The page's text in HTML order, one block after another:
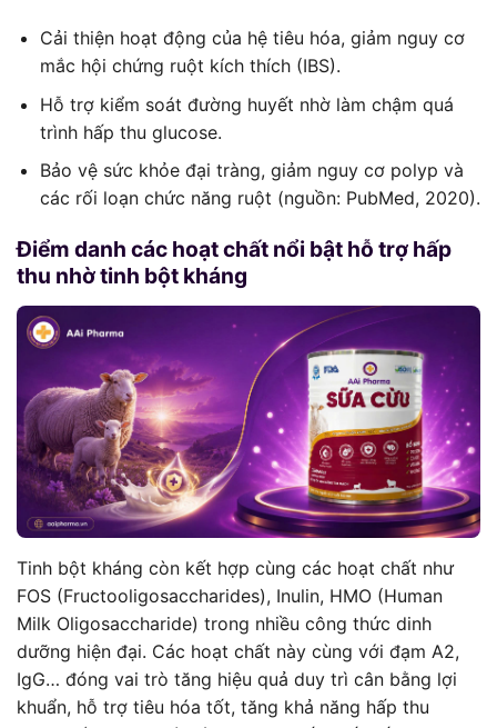
Cải thiện hoạt động của hệ tiêu hóa, giảm nguy cơ
mắc hội chứng ruột kích thích (IBS).
Hỗ trợ kiểm soát đường huyết nhờ làm chậm quá
trình hấp thu glucose.
Bảo vệ sức khỏe đại tràng, giảm nguy cơ polyp và
các rối loạn chức năng ruột (nguồn: PubMed, 2020).
Điểm danh các hoạt chất nổi bật hỗ trợ hấp
thu nhờ tinh bột kháng
Tinh bột kháng còn kết hợp cùng các hoạt chất như
FOS (Fructooligosaccharides), Inulin, HMO (Human
Milk Oligosaccharide) trong nhiều công thức dinh
dưỡng hiện đại. Các hoạt chất này cùng với đạm A2,
IgG… đóng vai trò tăng hiệu quả duy trì cân bằng lợi
khuẩn, hỗ trợ tiêu hóa tốt, tăng khả năng hấp thu